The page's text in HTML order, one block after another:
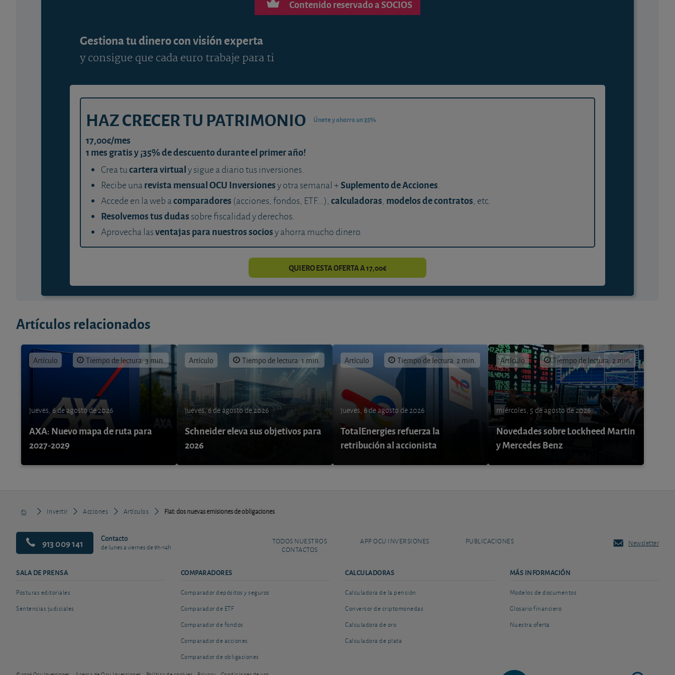
Contenido reservado a SOCIOS
Gestiona tu dinero con visión experta
y consigue que cada euro trabaje para ti
HAZ CRECER TU PATRIMONIO Únete y ahorra un 35%
17,00€/mes
1 mes gratis y ¡35% de descuento durante el primer año!
Crea tucartera virtualy sigue a diario tus inversiones.
Recibe unarevista mensual OCU Inversionesy otra semanal +Suplemento de Acciones.
Accede en la web acomparadores (acciones, fondos, ETF...), calculadoras, modelos de contratos, etc.
Resolvemos tus dudas sobre fiscalidad y derechos.
Aprovecha lasventajas para nuestros sociosy ahorra mucho dinero.
QUIERO ESTA OFERTA A 17,00€
Artículos relacionados
Artículo Tiempo de lectura: 3 min.
jueves, 6 de agosto de 2026
AXA: Nuevo mapa de ruta para
2027-2029
Artículo Tiempo de lectura: 1 min.
jueves, 6 de agosto de 2026
Schneider eleva sus objetivos para
2026
Artículo Tiempo de lectura: 2 min.
jueves, 6 de agosto de 2026
TotalEnergies refuerza la
retribución al accionista
Artículo Tiempo de lectura: 2 min.
miércoles, 5 de agosto de 2026
Novedades sobre Lockheed Martin
y Mercedes Benz
Invertir Acciones Artículos Fiat: dos nuevas emisiones de obligaciones
913 009 141 Contacto
de lunes a viernes de 9h-14h
TODOS NUESTROS
CONTACTOS
APP OCU INVERSIONES PUBLICACIONES Newsletter
SALA DE PRENSA
Posturas editoriales
Sentencias judiciales
COMPARADORES
Comparador depósitos y seguros
Comparador de ETF
Comparador de fondos
Comparador de acciones
Comparador de obligaciones
CALCULADORAS
Calculadora de la pensión
Conversor de criptomonedas
Calculadora de oro
Calculadora de plata
MÁS INFORMACIÓN
Modelos de documentos
Glosario financiero
Nuestra oferta